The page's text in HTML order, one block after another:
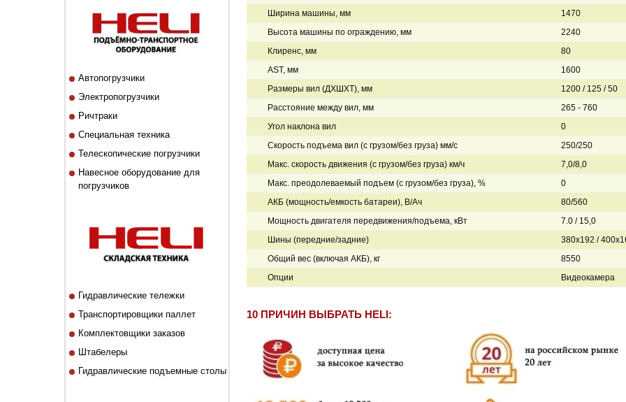
Автопогрузчики
Электропогрузчики
Ричтраки
Специальная техника
Телескопические погрузчики
Навесное оборудование для
погрузчиков
Гидравлические тележки
Транспортировщики паллет
Комплектовщики заказов
Штабелеры
Гидравлические подъемные столы
Ширина машины, мм
1470
Высота машины по ограждению, мм
2240
Клиренс, мм
80
AST, мм
1600
Размеры вил (ДXШXТ), мм
1200 / 125 / 50
Расстояние между вил, мм
265 - 760
Угол наклона вил
0
Скорость подъема вил (с грузом/без груза) мм/с
250/250
Макс. скорость движения (с грузом/без груза) км/ч
7,0/8,0
Макс. преодолеваемый подъем (с грузом/без груза), %
0
АКБ (мощность/емкость батареи), В/Ач
80/560
Мощность двигателя передвижения/подъема, кВт
7.0 / 15,0
Шины (передние/задние)
380x192 /
Общий вес (включая АКБ), кг
8550
Опции
Видеокамера
10 ПРИЧИН ВЫБРАТЬ HELI: